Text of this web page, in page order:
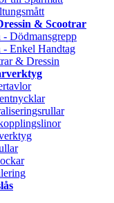
& Scootrar
- Dödmansgrepp
- Enkel Handtag
& Dressin